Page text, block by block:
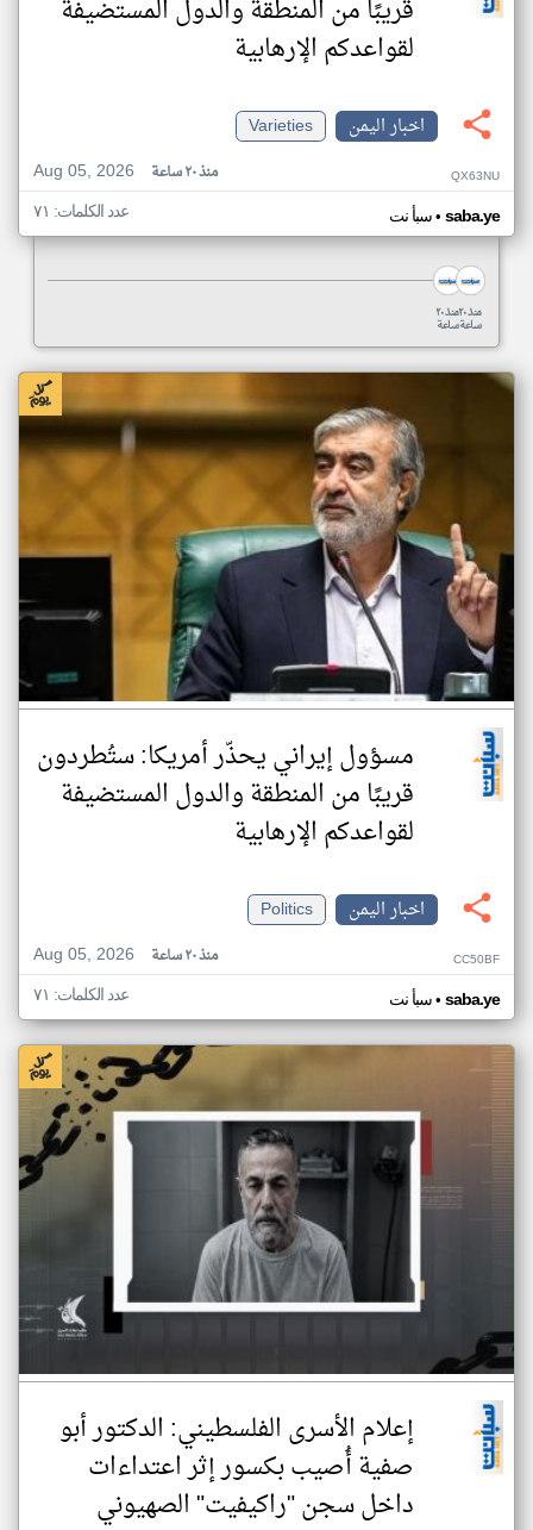
قريبًا من المنطقة والدول المستضيفة
لقواعدكم الإرهابية
اخبار اليمن
Varieties
Aug 05, 2026
منذ ٢٠ ساعة QX63NU
سبأ نت• saba.ye عدد الكلمات: ٧١
منذ ٢٠
ساعة
منذ ٢٠
ساعة
مسؤول إيراني يحذّر أمريكا: ستُطردون
قريبًا من المنطقة والدول المستضيفة
لقواعدكم الإرهابية
اخبار اليمن
Politics
Aug 05, 2026
منذ ٢٠ ساعة CC50BF
سبأ نت• saba.ye عدد الكلمات: ٧١
إعلام الأسرى الفلسطيني: الدكتور أبو
صفية أُصيب بكسور إثر اعتداءات
داخل سجن "راكيفيت" الصهيوني